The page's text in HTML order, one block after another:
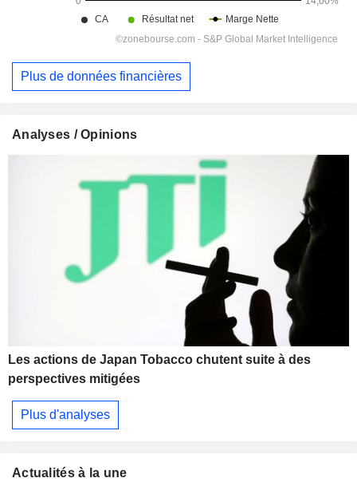
Plus de données financières
Analyses / Opinions
Les actions de Japan Tobacco chutent suite à des
perspectives mitigées
Plus d'analyses
Actualités à la une